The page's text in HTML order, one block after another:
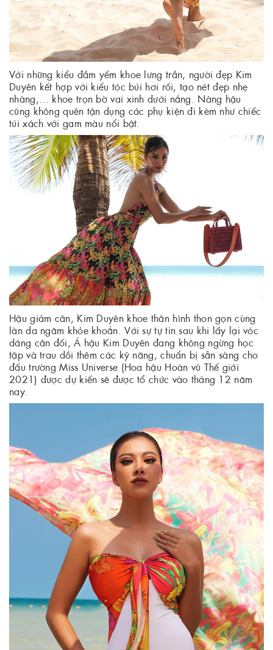
Với những kiểu đầm yếm khoe lưng trần, người đẹp Kim
Duyên kết hợp với kiểu tóc búi hơi rối, tạo nét đẹp nhẹ
nhàng,… khoe trọn bờ vai xinh dưới nắng. Nàng hậu
cũng không quên tận dụng các phụ kiện đi kèm như chiếc
túi xách với gam màu nổi bật.
Hậu giảm cân, Kim Duyên khoe thân hình thon gọn cùng
làn da ngăm khỏe khoắn. Với sự tự tin sau khi lấy lại vóc
dáng cân đối, Á hậu Kim Duyên đang không ngừng học
tập và trau dồi thêm các kỹ năng, chuẩn bị sẵn sàng cho
đấu trường Miss Universe (Hoa hậu Hoàn vũ Thế giới
2021) được dự kiến sẽ được tổ chức vào tháng 12 năm
nay.